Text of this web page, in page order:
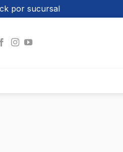
por sucursal